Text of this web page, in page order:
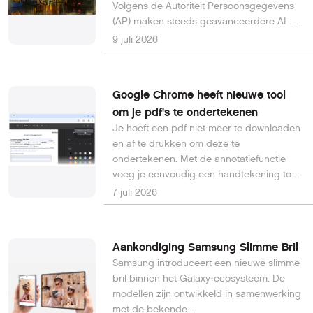
Volgens de Autoriteit Persoonsgegevens
(AP) maken steeds geavanceerdere AI-
toepassingen het voor cybercriminelen
eenvoudiger om overtuigende
aanvallen op grotere schaal uit te voeren.
De privacytoezichthouder waarschuwt dat
organisaties en overheden hun digitale
weerbaarheid snel moeten versterken.
9 juli 2026
Google Chrome heeft nieuwe tool
om je pdf's te ondertekenen
Je hoeft een pdf niet meer te downloaden
en af te drukken om deze te
ondertekenen. Met de annotatiefunctie
voeg je eenvoudig een handtekening toe,
vul je formulieren in of markeer je
belangrijke tekst. Open de pdf en klik op
gewenste kleur en lijndikte in.- Plaats je
annotatie of handtekening en klik op
Opslaan.Tip: Moet je op een smalle regel
schrijven? Zoom dan eerst in op de pdf
7 juli 2026
Aankondiging Samsung Slimme Bril
Samsung introduceert een nieuwe slimme
bril binnen het Galaxy‑ecosysteem. De
modellen zijn ontwikkeld in samenwerking
met de bekende